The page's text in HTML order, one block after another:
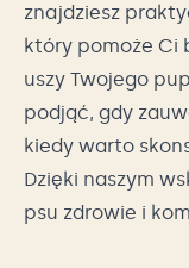
znajdziesz
który pomoże Ci
uszy Twojego
podjąć, gdy
kiedy warto
Dzięki naszym
psu zdrowie i